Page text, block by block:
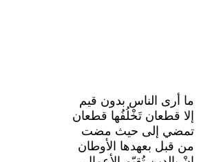
ما أرى الناس بدون قيم
إلا قطعان تَخْلُفُها قطعان
تمضي إلى حيث مضت
من قبل بعهدها الأوطان